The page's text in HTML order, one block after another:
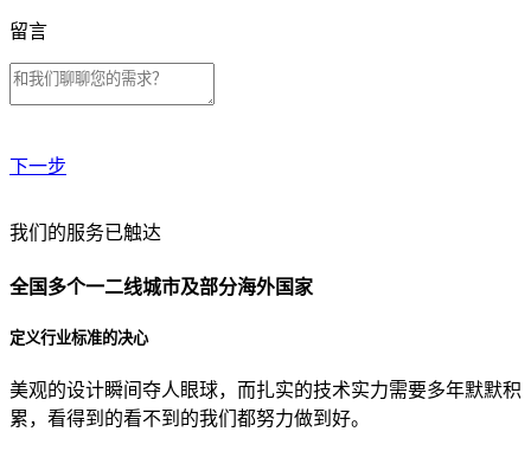
留言
下一步
贵公司预算范围是？
贵公司的团队规模是？
目前主要的营销渠道是？
我们的服务已触达
全国多个一二线城市及部分海外国家
定义行业标准的决心
美观的设计瞬间夺人眼球，而扎实的技术实力需要多年默默积
累，看得到的看不到的我们都努力做到好。